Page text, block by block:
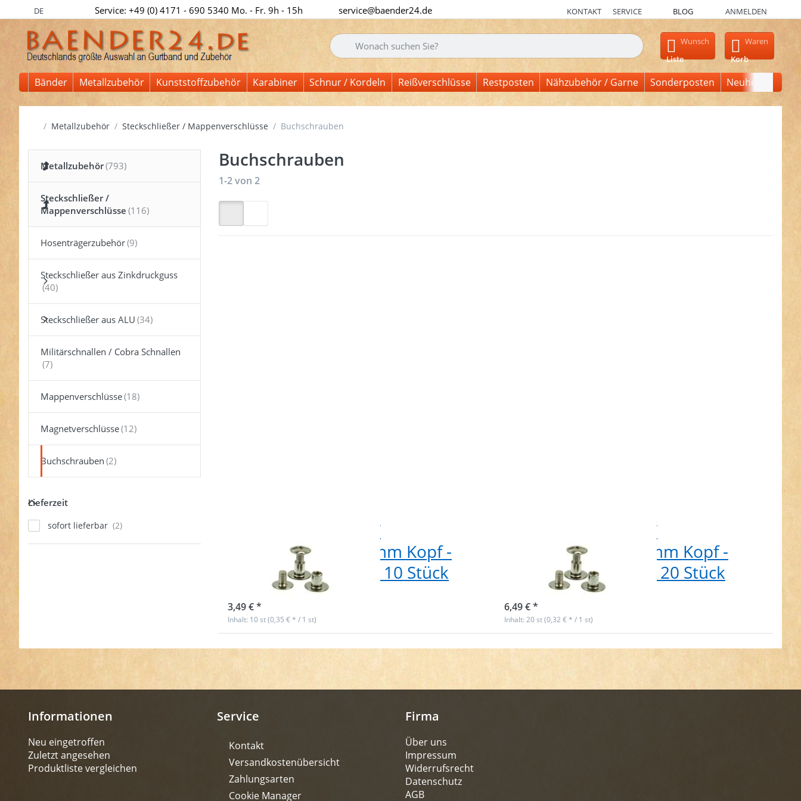
DE Service: +49 (0) 4171 - 690 5340 Mo. - Fr. 9h - 15h service@baender24.de KONTAKT SERVICE BLOG ANMELDEN
Geben Sie einen Suchbegriff ein. Während Sie tippen, erscheinen automatisch erste Ergebnisse. Drücken Sie die
Wunsch
Liste
Waren
Korb
Bänder Metallzubehör Kunststoffzubehör Karabiner Schnur / Kordeln Reißverschlüsse Restposten Nähzubehör / Garne Sonderposten Neuheiten
Startseite
Metallzubehör Steckschließer / Mappenverschlüsse Buchschrauben
Metallzubehör
Steckschließer /
Mappenverschlüsse
Hosenträgerzubehör
Steckschließer aus Zinkdruckguss
Steckschließer aus ALU
Militärschnallen / Cobra Schnallen
Mappenverschlüsse
Magnetverschlüsse
Buchschrauben
Lieferzeit
Lieferzeit
sofort lieferbar
Buchschrauben
Suchergebnisse:
1-2von 2
Chicagoschrauben /
Buchschrauben - 9mm Kopf -
Messing vernickelt - 10 Stück
sofort lieferbar
3,49 € *
Inhalt: 10 st (0,35 € * / 1 st)
Chicagoschrauben /
Buchschrauben - 9mm Kopf -
Messing vernickelt - 20 Stück
sofort lieferbar
6,49 € *
Inhalt: 20 st (0,32 € * / 1 st)
Informationen
Neu eingetroffen
Zuletzt angesehen
Produktliste vergleichen
Service
Kontakt
Versandkostenübersicht
Zahlungsarten
Cookie Manager
Firma
Über uns
Impressum
Widerrufsrecht
Datenschutz
AGB